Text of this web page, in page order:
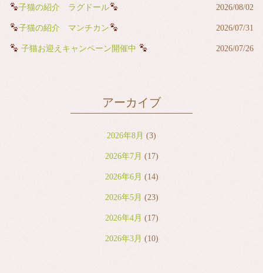
子猫の紹介 ラグドール 2026/08/02
子猫の紹介 マンチカン 2026/07/31
子猫お迎えキャンペーン開催中 2026/07/26
アーカイブ
2026年8月 (3)
2026年7月 (17)
2026年6月 (14)
2026年5月 (23)
2026年4月 (17)
2026年3月 (10)